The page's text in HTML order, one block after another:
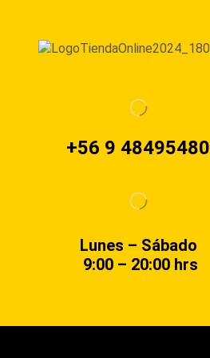
+56 9 48495480
Lunes – Sábado
9:00 – 20:00 hrs